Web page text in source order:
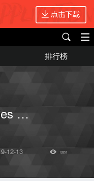
排行榜
NEST Pro Series 总决赛每日综合集锦
12-13 12851